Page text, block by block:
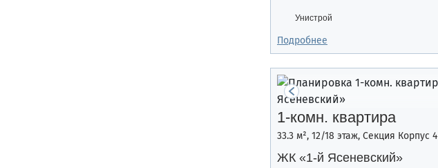
Унистрой
Подробнее
1-комн. квартира
33.3 м², 12/18 этаж, Секция Корпус 4
ЖК «1-й Ясеневский»